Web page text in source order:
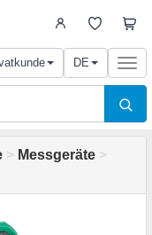
DE
> Messgeräte >